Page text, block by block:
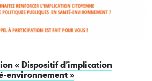
« Dispositif d’implication
environnement »